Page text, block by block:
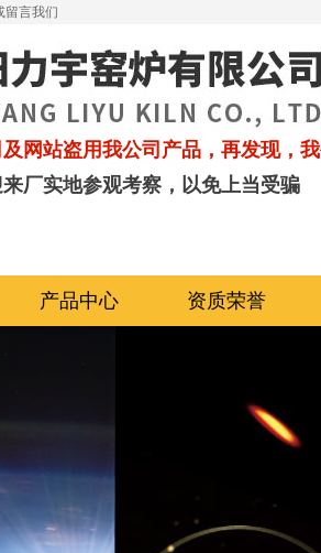
留言我们
网站盗用我公司产品，再发现，
厂实地参观考察，以免上当受骗
产品中心 资质荣誉